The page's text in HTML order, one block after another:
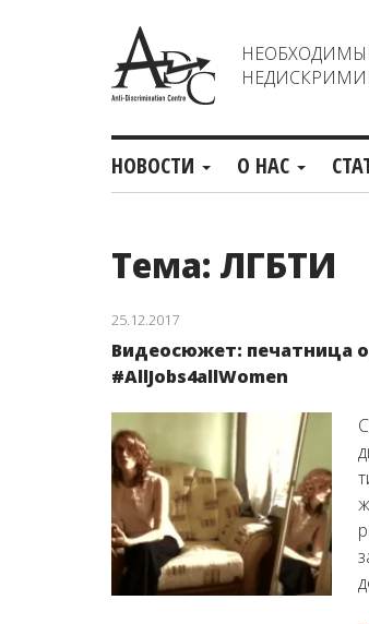
НОВОСТИ О НАС
Тема: ЛГБТИ
25.12.2017
Видеосюжет: печатница
#AllJobs4allWomen